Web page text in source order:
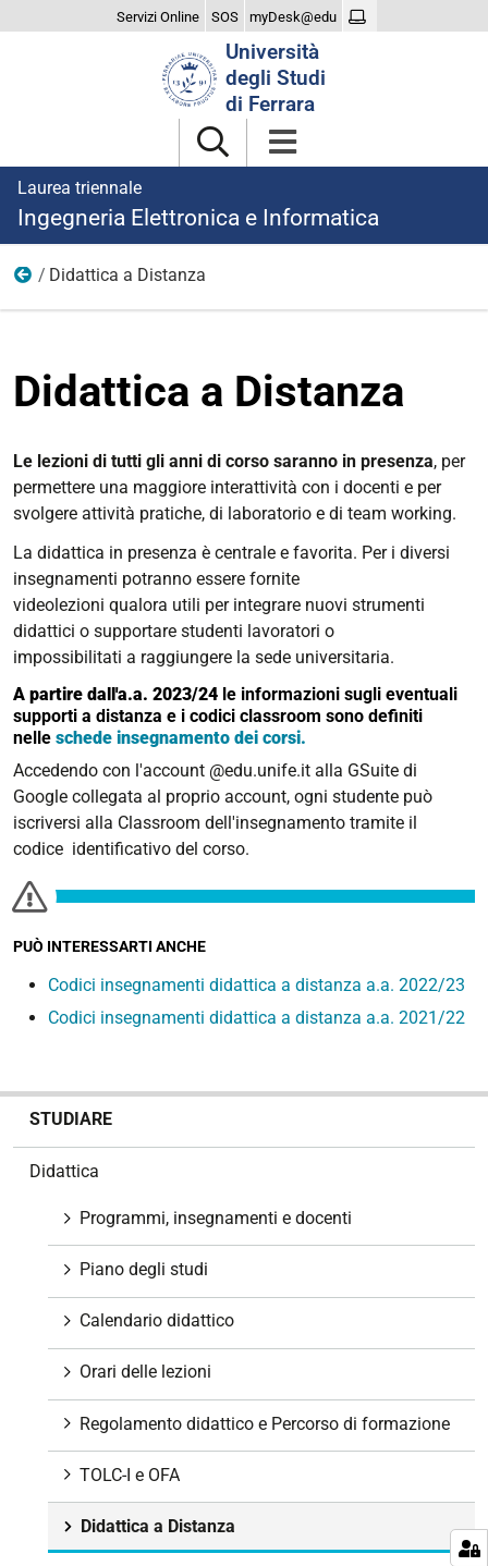
Servizi Online SOS myDesk@edu
Università
degli Studi
di Ferrara
Laurea triennale
Ingegneria Elettronica e Informatica
Didattica
Didattica a Distanza
Didattica a Distanza
Le lezioni di tutti gli anni di corso saranno in presenza, per
permettere una maggiore interattività con i docenti e per
svolgere attività pratiche, di laboratorio e di team working.
La didattica in presenza è centrale e favorita. Per i diversi
insegnamenti potranno essere fornite
videolezioni qualora utili per integrare nuovi strumenti
didattici o supportare studenti lavoratori o
impossibilitati a raggiungere la sede universitaria.
A partire dall'a.a. 2023/24 le informazioni sugli eventuali
supporti a distanza e i codici classroom sono definiti
nelle schede insegnamento dei corsi.
Accedendo con l'account @edu.unife.it alla GSuite di
Google collegata al proprio account, ogni studente può
iscriversi alla Classroom dell'insegnamento tramite il
codice identificativo del corso.
PUÒ INTERESSARTI ANCHE
Codici insegnamenti didattica a distanza a.a. 2022/23
Codici insegnamenti didattica a distanza a.a. 2021/22
STUDIARE
Didattica
Programmi, insegnamenti e docenti
Piano degli studi
Calendario didattico
Orari delle lezioni
Regolamento didattico e Percorso di formazione
TOLC-I e OFA
Didattica a Distanza